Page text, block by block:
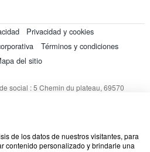
Privacidad y cookies
Términos y condiciones
del sitio
social : 5 Chemin du plateau, 69570
de los datos de nuestros visitantes, para
contenido personalizado y brindarle una